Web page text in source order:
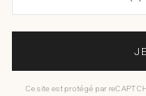
Ce site est protégé par